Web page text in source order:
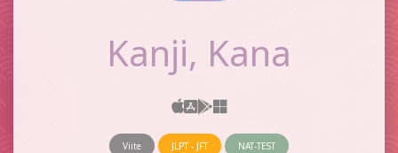
Kanji, Kana
Viite JLPT - JFT NAT-TEST